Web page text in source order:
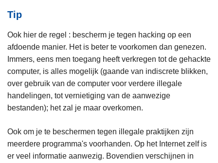
Tip
Ook hier de regel : bescherm je tegen hacking op een
afdoende manier. Het is beter te voorkomen dan genezen.
Immers, eens men toegang heeft verkregen tot de gehackte
computer, is alles mogelijk (gaande van indiscrete blikken,
over gebruik van de computer voor verdere illegale
handelingen, tot vernietiging van de aanwezige
bestanden); het zal je maar overkomen.
Ook om je te beschermen tegen illegale praktijken zijn
meerdere programma's voorhanden. Op het Internet zelf is
er veel informatie aanwezig. Bovendien verschijnen in